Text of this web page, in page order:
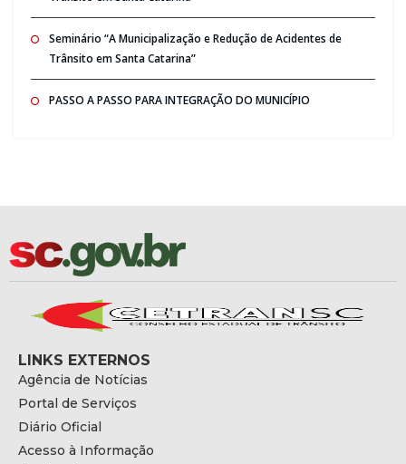
Seminário “A Municipalização e Redução de Acidentes de
Trânsito em Santa Catarina”
PASSO A PASSO PARA INTEGRAÇÃO DO MUNICÍPIO
LINKS EXTERNOS
Agência de Notícias
Portal de Serviços
Diário Oficial
Acesso à Informação